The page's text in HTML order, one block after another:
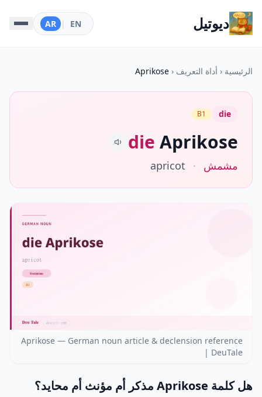
ديوتيل EN
|
AR
الرئيسية ‹ أداة التعريف ‹
Aprikose
die
B1
die Aprikose
مشمش ·
apricot
Aprikose — German noun article & declension reference
| DeuTale
هل كلمة Aprikose مذكر أم مؤنث أم محايد؟